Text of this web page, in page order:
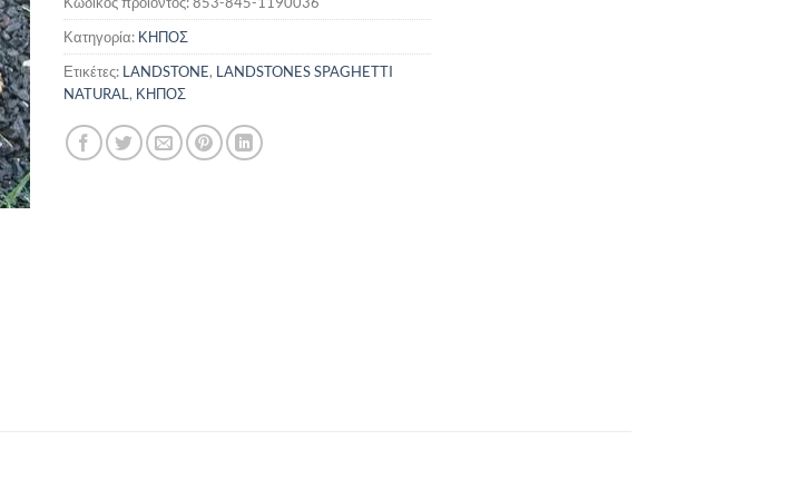
Κατηγορία: ΚΗΠΟΣ
Ετικέτες: LANDSTONE, LANDSTONES SPAGHETTI
NATURAL , ΚΗΠΟΣ